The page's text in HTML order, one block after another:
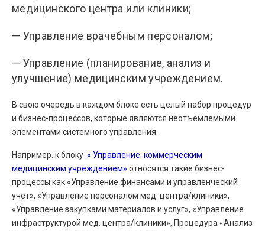
медицинского центра или клиники;
— Управление врачебным персоналом;
— Управление (планирование, анализ и
улучшение) медицинским учреждением.
В свою очередь в каждом блоке есть целый набор процедур
и бизнес-процессов, которые являются неотъемлемыми
элементами системного управления.
Например. к блоку « Управление коммерческим
медицинским учреждением» относятся такие бизнес-
процессы как «Управление финансами и управленческий
учет», «Управление персоналом мед. центра/клиники»,
«Управление закупками материалов и услуг», «Управление
инфраструктурой мед. центра/клиники», Процедура «Анализ